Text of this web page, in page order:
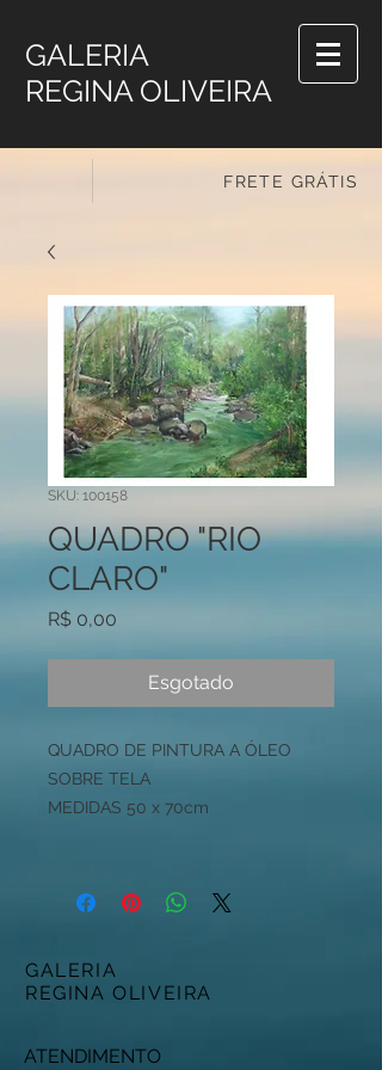
GALERIA
REGINA OLIVEIRA
FRETE GRÁTIS
SKU: 100158
QUADRO "RIO
CLARO"
R$ 0,00
Esgotado
QUADRO DE PINTURA A ÓLEO
SOBRE TELA
MEDIDAS 50 x 70cm
GALERIA
REGINA OLIVEIRA
ATENDIMENTO